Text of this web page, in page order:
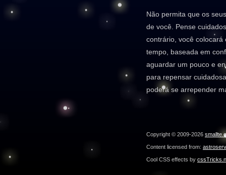
Não permita que os
de você. Pense
contrário, você
tempo, baseada em
aguardar um pouco e
para repensar
poderá se arrepender
Copyright © 2009-2026
Content licensed from:
Cool CSS effects by